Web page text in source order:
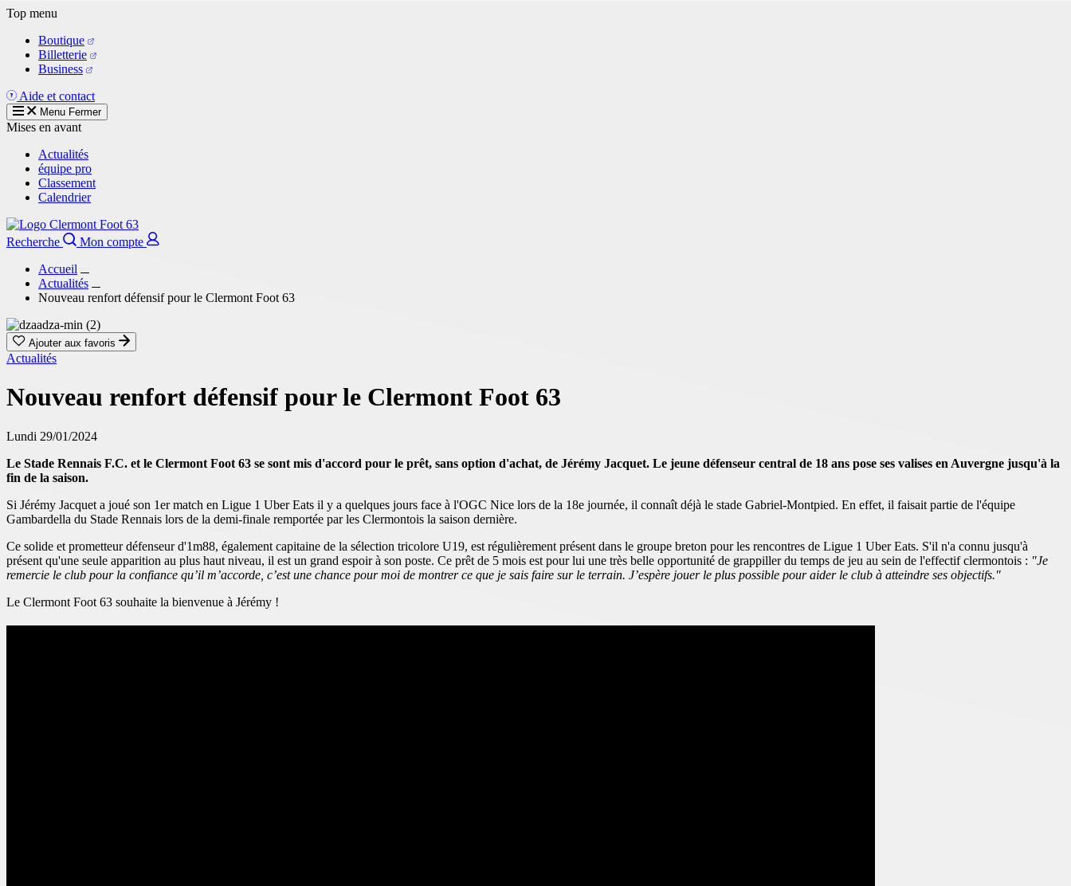
Aller
contenu
principal
Top menu
Boutique
Billetterie
Business
Aide et contact
Menu Fermer
Mises en avant
Actualités
équipe pro
Classement
Calendrier
Recherche
Mon compte
Accueil
Actualités
Nouveau renfort défensif pour le Clermont Foot 63
Ajouter aux favoris
Actualités
Nouveau renfort défensif pour le Clermont Foot 63
Lundi 29/01/2024
Le Stade Rennais F.C. et le Clermont Foot 63 se sont mis d'accord pour le prêt, sans option d'achat, de Jérémy Jacquet. Le jeune défenseur central de 18 ans pose ses valises en Auvergne jusqu'à la
fin de la saison.
Si Jérémy Jacquet a joué son 1er match en Ligue 1 Uber Eats il y a quelques jours face à l'OGC Nice lors de la 18e journée, il connaît déjà le stade Gabriel-Montpied. En effet, il faisait partie de l'équipe
Gambardella du Stade Rennais lors de la demi-finale remportée par les Clermontois la saison dernière.
Ce solide et prometteur défenseur d'1m88, également capitaine de la sélection tricolore U19, est régulièrement présent dans le groupe breton pour les rencontres de Ligue 1 Uber Eats. S'il n'a connu jusqu'à
présent qu'une seule apparition au plus haut niveau, il est un grand espoir à son poste. Ce prêt de 5 mois est pour lui une très belle opportunité de grappiller du temps de jeu au sein de l'effectif clermontois : "Je
remercie le club pour la confiance qu’il m’accorde, c’est une chance pour moi de montrer ce que je sais faire sur le terrain. J’espère jouer le plus possible pour aider le club à atteindre ses objectifs."
Le Clermont Foot 63 souhaite la bienvenue à Jérémy !